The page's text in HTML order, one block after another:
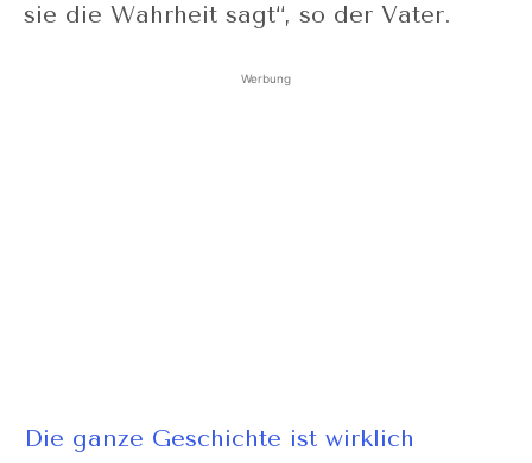
sie die Wahrheit sagt“, so der Vater.
Werbung
Die ganze Geschichte ist wirklich